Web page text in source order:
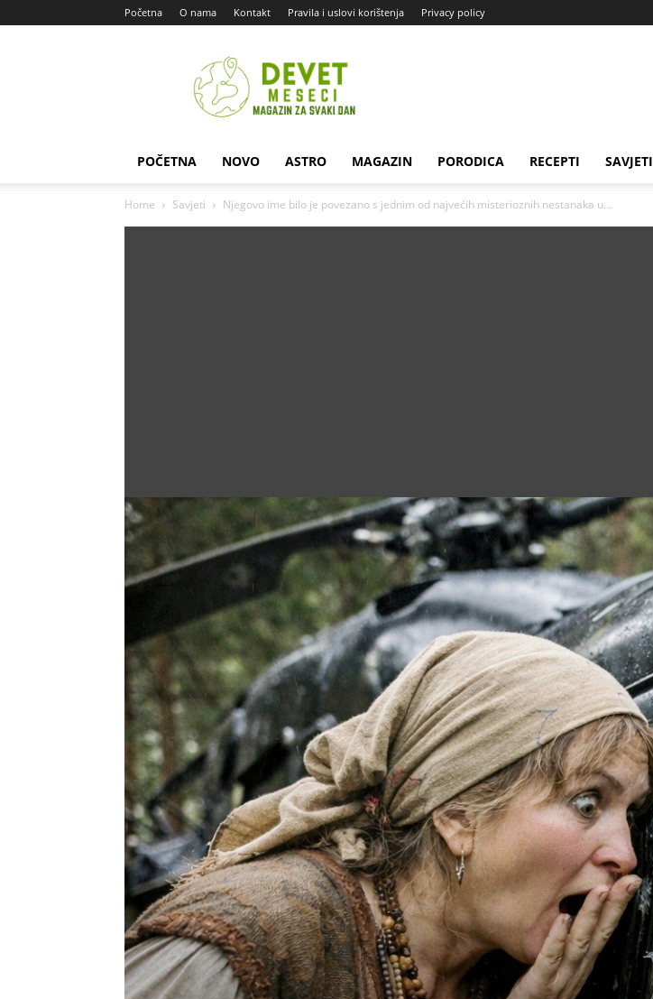
Početna O nama Kontakt Pravila i uslovi korištenja Privacy policy
Devet
Meseci
POČETNA NOVO ASTRO MAGAZIN PORODICA RECEPTI SAVJETI
Home Savjeti Njegovo ime bilo je povezano s jednim od najvećih misterioznih nestanaka u...